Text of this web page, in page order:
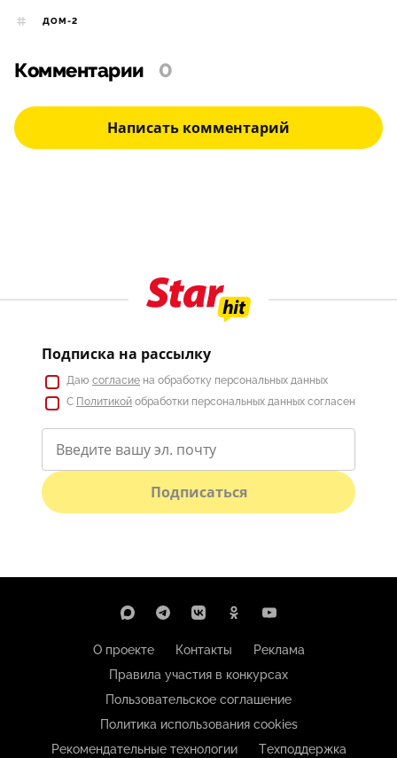
ДОМ-2
Комментарии 0
Написать комментарий
Подписка на рассылку
Даю согласие на обработку персональных данных
С Политикой обработки персональных данных согласен
Подписаться
О проекте Контакты
Реклама
Правила участия в конкурсах
Пользовательское соглашение
Политика использования cookies
Рекомендательные технологии
Техподдержка